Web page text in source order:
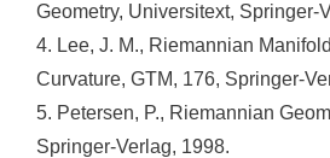
Geometry, Universitext, Springer-
4. Lee, J. M., Riemannian
Curvature, GTM, 176, Springer-
5. Petersen, P., Riemannian
Springer-Verlag, 1998.